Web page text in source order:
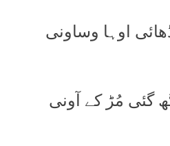
اوہا وساونی
گئی مُڑ کے آونی